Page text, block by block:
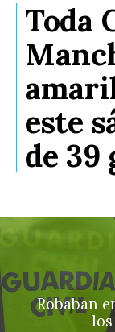
Toda
este
de 39
Robaban